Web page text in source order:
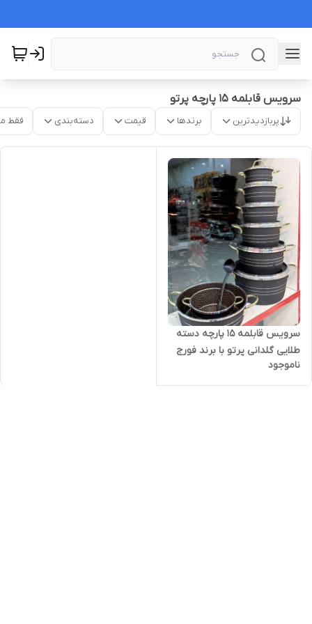
سرویس قابلمه ۱۵ پارچه پرتو
پربازدیدترین برندها قیمت دسته‌بندی فقط
سرویس قابلمه ۱۵ پارچه دسته
طلایی گلدانی پرتو با برند فورج
ناموجود